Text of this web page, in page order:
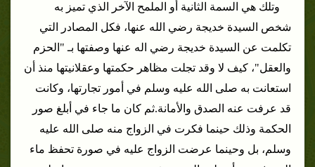
وتلك هي السمة الثانية أو الملمح الآخر الذي تميز به
شخص السيدة خديجة رضي الله عنها، فكل المصادر التي
تكلمت عن السيدة خديجة رضي اله عنها وصفتها بـ "الحزم
والعقل"، كيف لا وقد تجلت مظاهر حكمتها وعقلانيتها منذ أن
استعانت به صلى الله عليه وسلم في أمور تجارتها، وكانت
قد عرفت عنه الصدق والأمانة.ثم كان ما جاء في أبلغ صور
الحكمة وذلك حينما فكرت في الزواج منه صلى الله عليه
وسلم، بل وحينما عرضت الزواج عليه في صورة تحفظ ماء